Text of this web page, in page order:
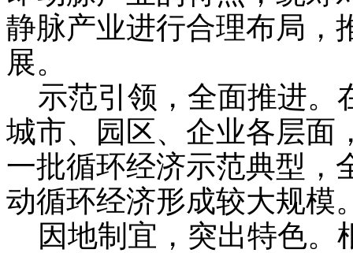
静脉产业进行合理布局，
展。
示范引领，全面推进。
城市、园区、企业各层面
一批循环经济示范典型，
动循环经济形成较大规模
因地制宜，突出特色。